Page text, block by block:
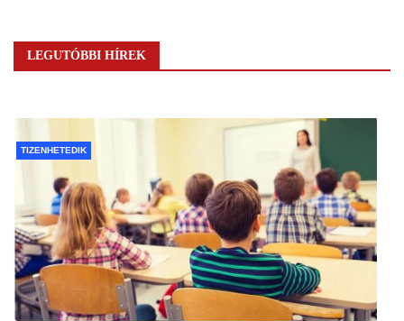
LEGUTÓBBI HÍREK
TIZENHETEDIK